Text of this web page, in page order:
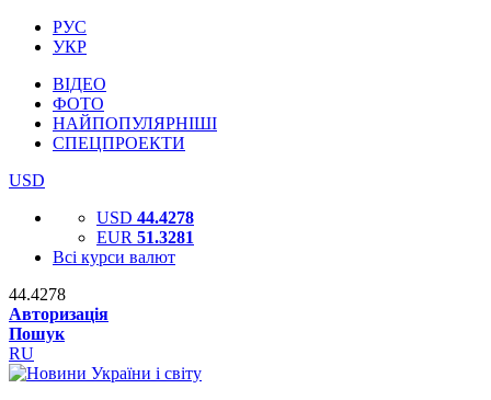
РУС
УКР
ВІДЕО
ФОТО
НАЙПОПУЛЯРНІШІ
СПЕЦПРОЕКТИ
USD
USD 44.4278
EUR 51.3281
Всі курси валют
44.4278
Авторизація
Пошук
RU